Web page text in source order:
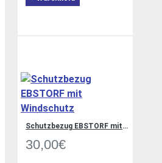
Schutzbezug EBSTORF mit Windschutz
30,00€